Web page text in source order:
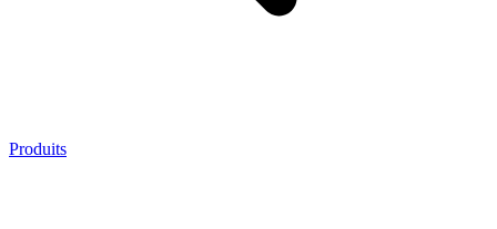
Produits